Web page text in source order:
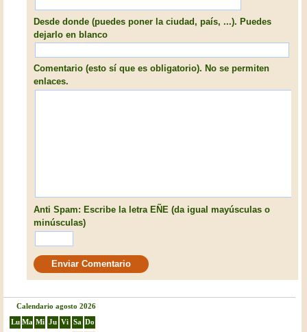
Desde donde (puedes poner la ciudad, país, ...). Puedes
dejarlo en blanco
Comentario (esto sí que es obligatorio). No se permiten
enlaces.
Anti Spam: Escribe la letra EÑE (da igual mayúsculas o
minúsculas)
Calendario agosto 2026
Lu Ma Mi Ju Vi Sa Do